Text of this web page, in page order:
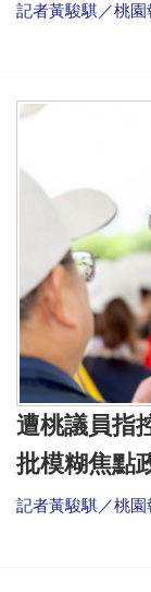
記者黃駿騏／桃園
遭桃議員指
批模糊焦點
記者黃駿騏／桃園